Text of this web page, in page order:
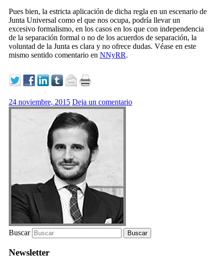
Pues bien, la estricta aplicación de dicha regla en un escenario de
Junta Universal como el que nos ocupa, podría llevar un
excesivo formalismo, en los casos en los que con independencia
de la separación formal o no de los acuerdos de separación, la
voluntad de la Junta es clara y no ofrece dudas. Véase en este
mismo sentido comentario en NNyRR.
24 noviembre, 2015 Deja un comentario
Buscar
Newsletter